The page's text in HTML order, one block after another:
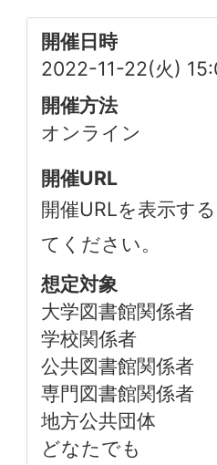
開催日時
2022-11-22(火)
開催方法
オンライン
開催URL
開催URLを表示す
てください。
想定対象
大学図書館関係者
学校関係者
公共図書館関係者
専門図書館関係者
地方公共団体
どなたでも